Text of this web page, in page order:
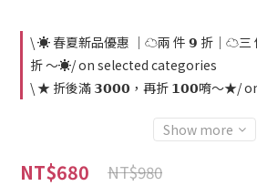
\ ☀️ 春夏新品優惠 ｜☁️兩 件 𝟵 折｜☁️
折 ～☀️/ on selected categories
\ ★ 折後滿 𝟯𝟬𝟬𝟬，再折 𝟭𝟬𝟬唷～★/
Show more
NT$680 NT$980